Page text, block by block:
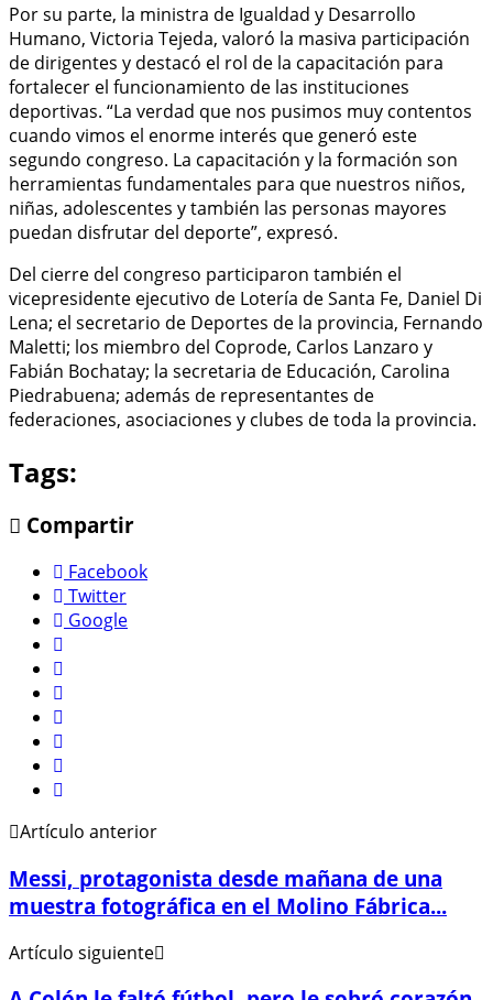
Por su parte, la ministra de Igualdad y Desarrollo
Humano, Victoria Tejeda, valoró la masiva participación
de dirigentes y destacó el rol de la capacitación para
fortalecer el funcionamiento de las instituciones
deportivas. “La verdad que nos pusimos muy contentos
cuando vimos el enorme interés que generó este
segundo congreso. La capacitación y la formación son
herramientas fundamentales para que nuestros niños,
niñas, adolescentes y también las personas mayores
puedan disfrutar del deporte”, expresó.
Del cierre del congreso participaron también el
vicepresidente ejecutivo de Lotería de Santa Fe, Daniel Di
Lena; el secretario de Deportes de la provincia, Fernando
Maletti; los miembro del Coprode, Carlos Lanzaro y
Fabián Bochatay; la secretaria de Educación, Carolina
Piedrabuena; además de representantes de
federaciones, asociaciones y clubes de toda la provincia.
Tags:
Compartir
Facebook
Twitter
Google
Artículo anterior
Messi, protagonista desde mañana de una
muestra fotográfica en el Molino Fábrica...
Artículo siguiente